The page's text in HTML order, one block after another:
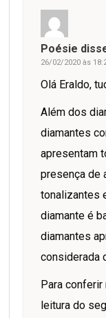
Poésie
26/02/2020 às
Olá Eraldo,
Além dos
diamantes
apresentam
presença de
tonalizantes
diamante é
diamantes
considerada
Para
leitura do